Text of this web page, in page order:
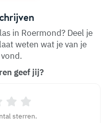
in Roermond? Deel je
weten wat je van je
geef jij?
sterren.